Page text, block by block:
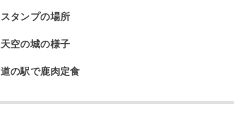
スタンプの場所
天空の城の様子
道の駅で鹿肉定食